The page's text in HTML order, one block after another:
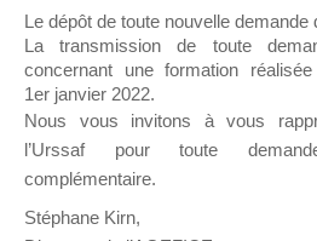
sur lequel il est possible de
ou poser une question.
NB : Il est nécessaire d’être
pouvoir rejoindre ce groupe
Le dépôt de toute nouvelle demande
La transmission de toute
concernant une formation
1er janvier 2022.
Nous vous invitons à vous
l’Urssaf pour toute
complémentaire.
Stéphane Kirn,